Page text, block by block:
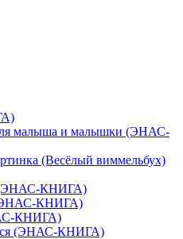
малыша и малышки (ЭНАС-
(Весёлый виммельбух)
(ЭНАС-КНИГА)
(ЭНАС-КНИГА)
КНИГА)
(ЭНАС-КНИГА)